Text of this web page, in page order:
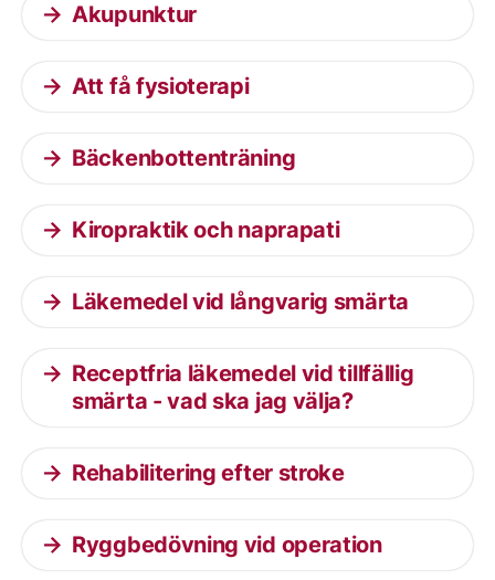
Akupunktur
Att få fysioterapi
Bäckenbottenträning
Kiropraktik och naprapati
Läkemedel vid långvarig smärta
Receptfria läkemedel vid tillfällig
smärta - vad ska jag välja?
Rehabilitering efter stroke
Ryggbedövning vid operation